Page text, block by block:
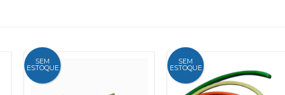
SEM
ESTOQUE
SEM
ESTOQUE